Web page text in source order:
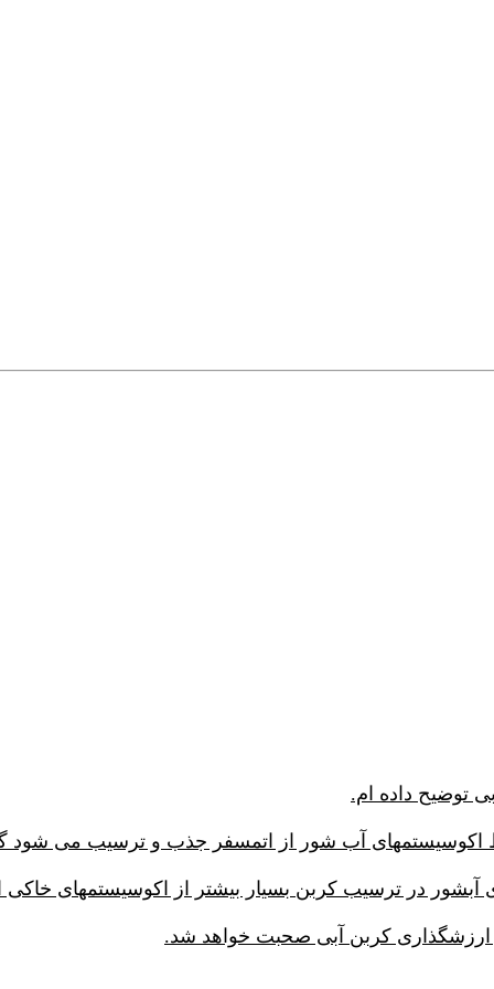
توضیح داده ام.
آبشور در ترسیب کربن بسیار بیشتر از اکوسیستمهای
ارزشگذاری کربن آبی صحبت خواهد شد.